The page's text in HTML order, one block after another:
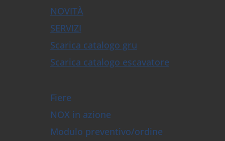
NOVITÀ
SERVIZI
Scarica catalogo gru
Scarica catalogo escavatore
Fiere
NOX in azione
Modulo preventivo/ordine